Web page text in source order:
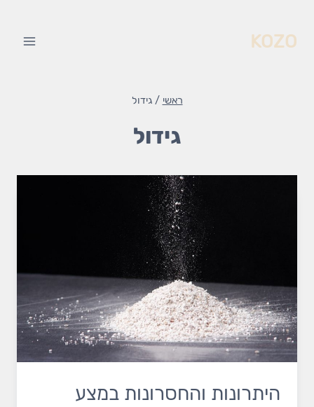
content
KOZO
ראשי / גידול
גידול
היתרונות והחסרונות במצע